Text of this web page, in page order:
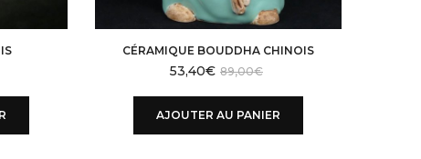
CÉRAMIQUE BOUDDHA CHINOIS
89,00€
53,40€
AJOUTER AU PANIER